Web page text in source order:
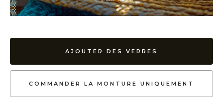
AJOUTER DES VERRES
COMMANDER LA MONTURE UNIQUEMENT